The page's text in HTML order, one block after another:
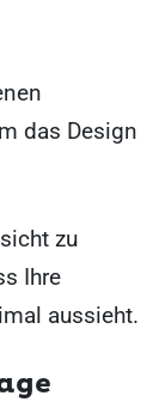
das Design
zu
Ihre
aussieht.